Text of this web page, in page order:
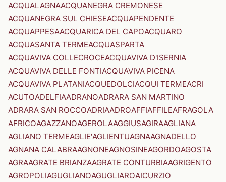
ACQUALAGNAACQUANEGRA CREMONESE
ACQUANEGRA SUL CHIESEACQUAPENDENTE
ACQUAPPESAACQUARICA DEL CAPOACQUARO
ACQUASANTA TERMEACQUASPARTA
ACQUAVIVA COLLECROCEACQUAVIVA D'ISERNIA
ACQUAVIVA DELLE FONTIACQUAVIVA PICENA
ACQUAVIVA PLATANIACQUEDOLCIACQUI TERMEACRI
ACUTOADELFIAADRANOADRARA SAN MARTINO
ADRARA SAN ROCCOADRIAADROAFFIAFFILEAFRAGOLA
AFRICOAGAZZANOAGEROLAAGGIUSAGIRAAGLIANA
AGLIANO TERMEAGLIE'AGLIENTUAGNAAGNADELLO
AGNANA CALABRAAGNONEAGNOSINEAGORDOAGOSTA
AGRAAGRATE BRIANZAAGRATE CONTURBIAAGRIGENTO
AGROPOLIAGUGLIANOAGUGLIAROAICURZIO